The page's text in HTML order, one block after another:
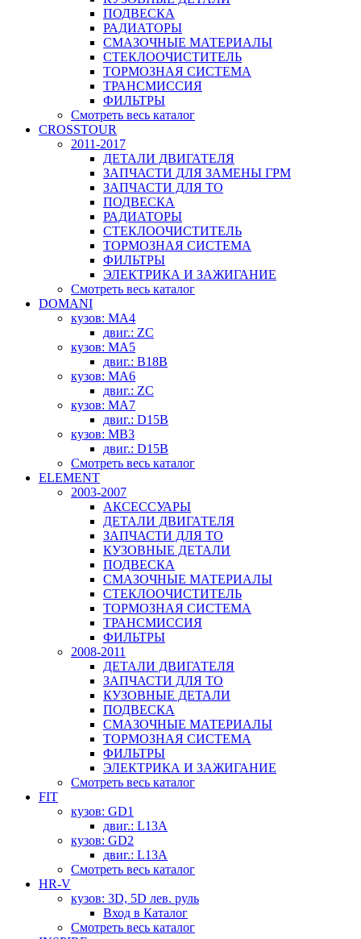
ПОДВЕСКА
РАДИАТОРЫ
СМАЗОЧНЫЕ МАТЕРИАЛЫ
СТЕКЛООЧИСТИТЕЛЬ
ТОРМОЗНАЯ СИСТЕМА
ТРАНСМИССИЯ
ФИЛЬТРЫ
Смотреть весь каталог
CROSSTOUR
2011-2017
ДЕТАЛИ ДВИГАТЕЛЯ
ЗАПЧАСТИ ДЛЯ ЗАМЕНЫ ГРМ
ЗАПЧАСТИ ДЛЯ ТО
ПОДВЕСКА
РАДИАТОРЫ
СТЕКЛООЧИСТИТЕЛЬ
ТОРМОЗНАЯ СИСТЕМА
ФИЛЬТРЫ
ЭЛЕКТРИКА И ЗАЖИГАНИЕ
Смотреть весь каталог
DOMANI
кузов: MA4
двиг.: ZC
кузов: MA5
двиг.: B18B
кузов: MA6
двиг.: ZC
кузов: MA7
двиг.: D15B
кузов: MB3
двиг.: D15B
Смотреть весь каталог
ELEMENT
2003-2007
АКСЕССУАРЫ
ДЕТАЛИ ДВИГАТЕЛЯ
ЗАПЧАСТИ ДЛЯ ТО
КУЗОВНЫЕ ДЕТАЛИ
ПОДВЕСКА
СМАЗОЧНЫЕ МАТЕРИАЛЫ
СТЕКЛООЧИСТИТЕЛЬ
ТОРМОЗНАЯ СИСТЕМА
ТРАНСМИССИЯ
ФИЛЬТРЫ
2008-2011
ДЕТАЛИ ДВИГАТЕЛЯ
ЗАПЧАСТИ ДЛЯ ТО
КУЗОВНЫЕ ДЕТАЛИ
ПОДВЕСКА
СМАЗОЧНЫЕ МАТЕРИАЛЫ
ТОРМОЗНАЯ СИСТЕМА
ФИЛЬТРЫ
ЭЛЕКТРИКА И ЗАЖИГАНИЕ
Смотреть весь каталог
FIT
кузов: GD1
двиг.: L13A
кузов: GD2
двиг.: L13A
Смотреть весь каталог
HR-V
кузов: 3D, 5D лев. руль
Вход в Каталог
Смотреть весь каталог